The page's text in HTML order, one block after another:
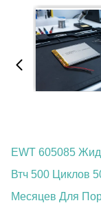
EWT 605085
Втч 500 Циклов
Месяцев Для